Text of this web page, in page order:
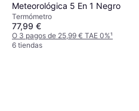
Meteorológica 5 En 1 Negro
Termómetro
77,99 €
O 3 pagos de 25,99 € TAE 0%¹
6 tiendas